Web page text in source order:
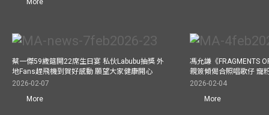
More
蔡一傑59歲筵開22席生日宴 私伙Labubu抽獎 外
地Fans趕飛機到賀好感動 願望大家健康開心
2026-02-07
More
馮允謙《FRAGMENTS
親簽傾偈合照唱歌仔 寵
2026-02-04
More